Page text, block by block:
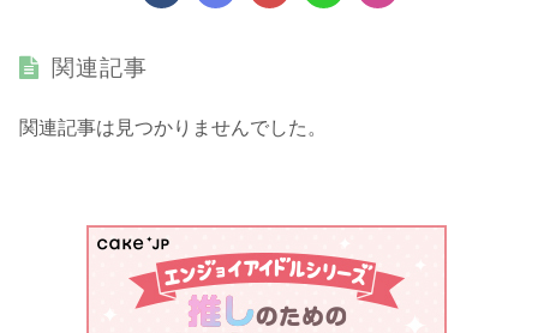
関連記事
関連記事は見つかりませんでした。